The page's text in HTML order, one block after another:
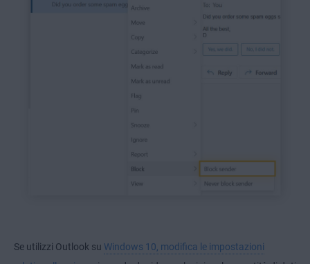
Se utilizzi Outlook su Windows 10, modifica le impostazioni